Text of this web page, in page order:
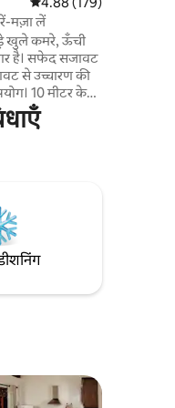
मज़ा लें
खुले कमरे, ऊँची
है। सफेद सजावट
से उच्चारण की
बेडरूम में AC
वाईफ़ाई